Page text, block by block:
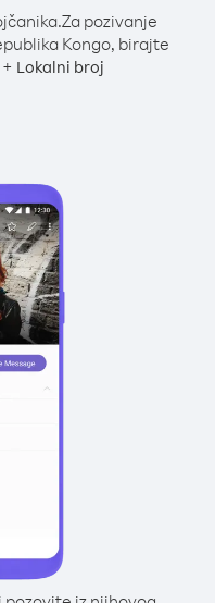
Za pozivanje
Kongo, birajte
Lokalni broj